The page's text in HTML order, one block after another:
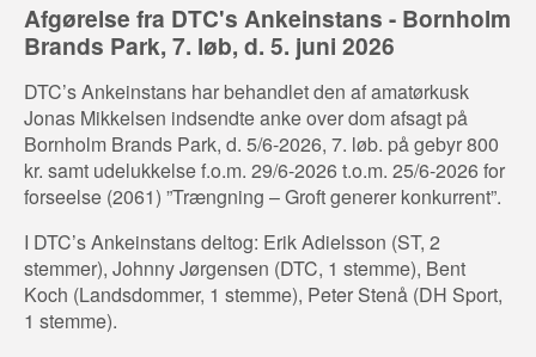
Afgørelse fra DTC's Ankeinstans - Bornholm
Brands Park, 7. løb, d. 5. juni 2026
DTC’s Ankeinstans har behandlet den af amatørkusk
Jonas Mikkelsen indsendte anke over dom afsagt på
Bornholm Brands Park, d. 5/6-2026, 7. løb. på gebyr 800
kr. samt udelukkelse f.o.m. 29/6-2026 t.o.m. 25/6-2026 for
forseelse (2061) ”Trængning – Groft generer konkurrent”.
I DTC’s Ankeinstans deltog: Erik Adielsson (ST, 2
stemmer), Johnny Jørgensen (DTC, 1 stemme), Bent
Koch (Landsdommer, 1 stemme), Peter Stenå (DH Sport,
1 stemme).